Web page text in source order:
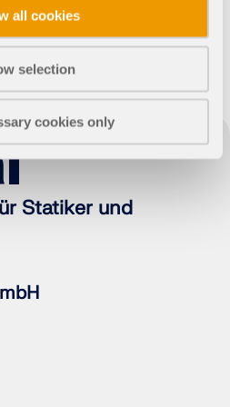
all cookies
selection
cookies only
Sie Stahlverbindungen
1-8 und AISC 360,
6 für schnellere und
in der Tragwerksplanung.
Statiker und